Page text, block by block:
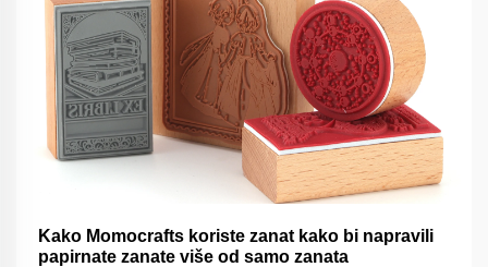
Kako Momocrafts koriste zanat kako bi napravili
papirnate zanate više od samo zanata